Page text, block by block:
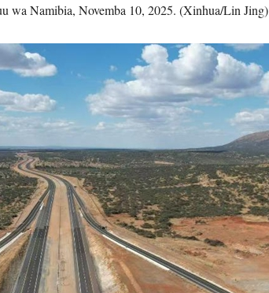
wa Namibia, Novemba 10, 2025. (Xinhua/Lin Jing)